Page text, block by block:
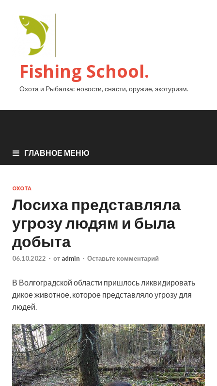
Fishing School.
Охота и Рыбалка: новости, снасти, оружие, экотуризм.
ГЛАВНОЕ МЕНЮ
ОХОТА
Лосиха представляла
угрозу людям и была
добыта
06.10.2022 - от admin - Оставьте комментарий
В Волгоградской области пришлось ликвидировать
дикое животное, которое представляло угрозу для
людей.